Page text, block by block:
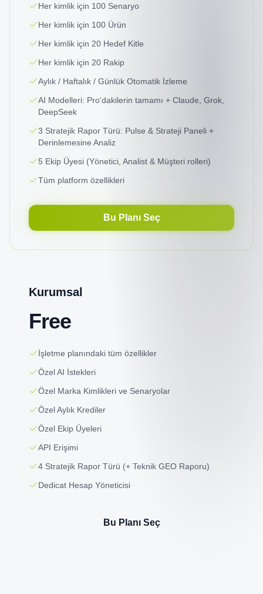
Her kimlik için 100 Senaryo
Her kimlik için 100 Ürün
Her kimlik için 20 Hedef Kitle
Her kimlik için 20 Rakip
Aylık / Haftalık / Günlük Otomatik İzleme
AI Modelleri: Pro'dakilerin tamamı + Claude, Grok,
DeepSeek
3 Stratejik Rapor Türü: Pulse & Strateji Paneli +
Derinlemesine Analiz
5 Ekip Üyesi (Yönetici, Analist & Müşteri rolleri)
Tüm platform özellikleri
Bu Planı Seç
Kurumsal
Free
İşletme planındaki tüm özellikler
Özel AI İstekleri
Özel Marka Kimlikleri ve Senaryolar
Özel Aylık Krediler
Özel Ekip Üyeleri
API Erişimi
4 Stratejik Rapor Türü (+ Teknik GEO Raporu)
Dedicat Hesap Yöneticisi
Bu Planı Seç